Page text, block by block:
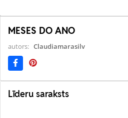
MESES DO ANO
autors: Claudiamarasilv
Līderu saraksts